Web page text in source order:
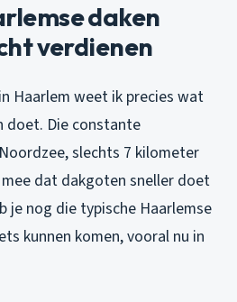
daken
verdienen
Haarlem weet ik precies wat
doet. Die constante
slechts 7 kilometer
dat dakgoten sneller doet
je nog die typische Haarlemse
kunnen komen, vooral nu in